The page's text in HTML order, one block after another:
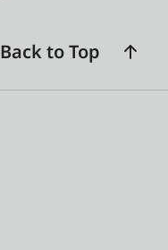
Back to Top